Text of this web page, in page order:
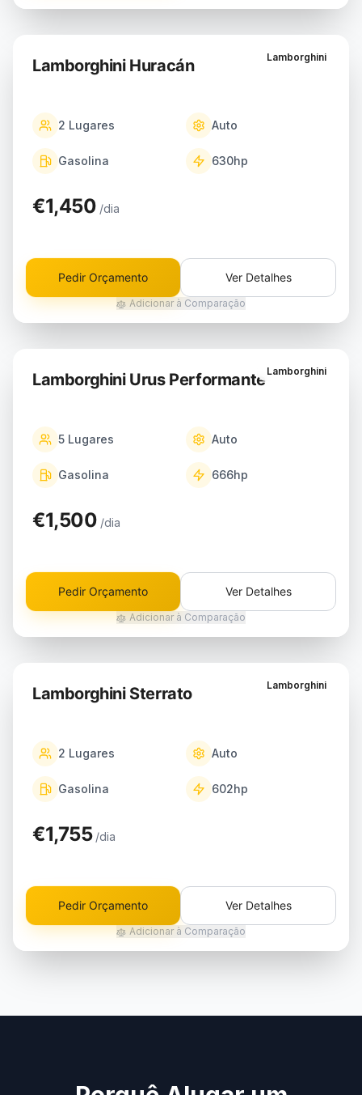
Lamborghini
Lamborghini Huracán
2 Lugares Auto
Gasolina 630hp
€1,450 /dia
Pedir Orçamento Ver Detalhes
Adicionar à Comparação
Lamborghini
Lamborghini Urus Performante
5 Lugares Auto
Gasolina 666hp
€1,500 /dia
Pedir Orçamento Ver Detalhes
Adicionar à Comparação
Lamborghini
Lamborghini Sterrato
2 Lugares Auto
Gasolina 602hp
€1,755 /dia
Pedir Orçamento Ver Detalhes
Adicionar à Comparação